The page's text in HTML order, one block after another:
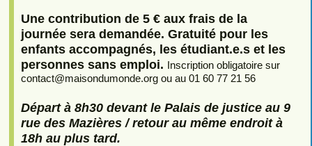
Une contribution de 5 € aux frais de la
journée sera demandée. Gratuité pour les
enfants accompagnés, les étudiant.e.s et les
personnes sans emploi. Inscription obligatoire sur
contact@maisondumonde.org ou au 01 60 77 21 56
Départ à 8h30 devant le Palais de justice au 9
rue des Mazières / retour au même endroit à
18h au plus tard.